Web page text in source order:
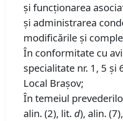
şi funcţionarea
şi administrarea
modificările și
În conformitate cu
specialitate nr. 1, 5 și
Local Brașov;
În temeiul
alin. (2), lit. d), alin.